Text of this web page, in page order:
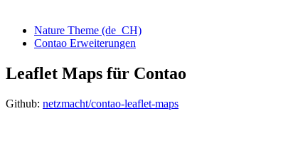
Nature Theme (de_CH)
Contao Erweiterungen
Leaflet Maps für Contao
Github: netzmacht/contao-leaflet-maps